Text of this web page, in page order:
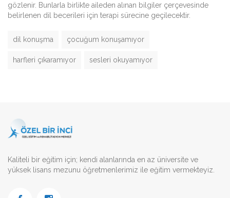
gözlenir. Bunlarla birlikte aileden alınan bilgiler çerçevesinde
belirlenen dil becerileri için terapi sürecine geçilecektir.
dil konuşma çocuğum konuşamıyor
harfleri çıkaramıyor sesleri okuyamıyor
Kaliteli bir eğitim için; kendi alanlarında en az üniversite ve
yüksek lisans mezunu öğretmenlerimiz ile eğitim vermekteyiz.